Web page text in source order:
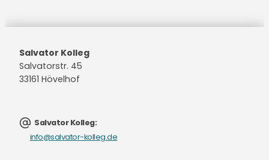
Salvator Kolleg
Salvatorstr. 45
33161 Hövelhof
Salvator Kolleg:
info@salvator-kolleg.de